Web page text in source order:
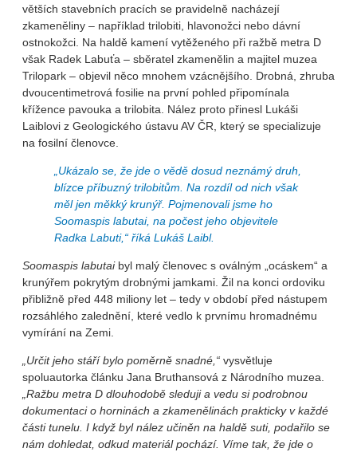
větších stavebních pracích se pravidelně nacházejí
zkameněliny – například trilobiti, hlavonožci nebo dávní
ostnokožci. Na haldě kamení vytěženého při ražbě metra D
však Radek Labuťa – sběratel zkamenělin a majitel muzea
Trilopark – objevil něco mnohem vzácnějšího. Drobná, zhruba
dvoucentimetrová fosilie na první pohled připomínala
křížence pavouka a trilobita. Nález proto přinesl Lukáši
Laiblovi z Geologického ústavu AV ČR, který se specializuje
na fosilní členovce.
„Ukázalo se, že jde o vědě dosud neznámý druh,
blízce příbuzný trilobitům. Na rozdíl od nich však
měl jen měkký krunýř. Pojmenovali jsme ho
Soomaspis labutai, na počest jeho objevitele
Radka Labuti,“ říká Lukáš Laibl.
Soomaspis labutaibyl malý členovec s oválným „ocáskem“ a
krunýřem pokrytým drobnými jamkami. Žil na konci ordoviku
přibližně před 448 miliony let – tedy v období před nástupem
rozsáhlého zalednění, které vedlo k prvnímu hromadnému
vymírání na Zemi.
„Určit jeho stáří bylo poměrně snadné,“ vysvětluje
spoluautorka článku Jana Bruthansová z Národního muzea.
„Ražbu metra D dlouhodobě sleduji a vedu si podrobnou
dokumentaci o horninách a zkamenělinách prakticky v každé
části tunelu. I když byl nález učiněn na haldě suti, podařilo se
nám dohledat, odkud materiál pochází. Víme tak, že jde o